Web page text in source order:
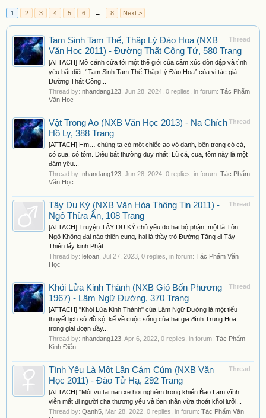
1 2 3 4 5 6 → 8 Next >
Thread
Tam Sinh Tam Thế, Thập Lý Đào Hoa (NXB
Văn Học 2011) - Đường Thất Công Tử, 580 Trang
[ATTACH] Mở cánh cửa tới một thế giới của cảm xúc dồn dập và tình
yêu bất diệt, “Tam Sinh Tam Thế Thập Lý Đào Hoa” của vị tác giả
Đường Thất Công...
Thread by: nhandang123 Jun 28, 2024 , 0 replies, in forum: Tác Phẩm
Văn Học
Thread
Vật Trong Ao (NXB Văn Học 2013) - Na Chích
Hồ Ly, 388 Trang
[ATTACH] Hm… chúng ta có một chiếc ao vô danh, bên trong có cá,
có cua, có tôm. Điều bất thường duy nhất: Lũ cá, cua, tôm này là một
đám yêu...
Thread by: nhandang123 Jun 28, 2024 , 0 replies, in forum: Tác Phẩm
Văn Học
Thread
Tây Du Ký (NXB Văn Hóa Thông Tin 2011) -
Ngô Thừa Ân, 108 Trang
[ATTACH] Truyện TÂY DU KÝ chủ yếu do hai bộ phận, một là Tôn
Ngộ Không đại náo thiên cung, hai là thầy trò Đường Tăng đi Tây
Thiên lấy kinh Phật...
Thread by: letoan Jul 27, 2023 , 0 replies, in forum: Tác Phẩm Văn
Học
Thread
Khói Lửa Kinh Thành (NXB Gió Bốn Phương
1967) - Lâm Ngữ Đường, 370 Trang
[ATTACH] "Khói Lửa Kinh Thành" của Lâm Ngữ Đường là một tiểu
thuyết lịch sử đồ sộ, kể về cuộc sống của hai gia đình Trung Hoa
trong giai đoạn đầy...
Thread by: nhandang123 Apr 6, 2022 , 0 replies, in forum: Tác Phẩm
Kinh Điển
Thread
Tình Yêu Là Một Lần Cảm Cúm (NXB Văn
Học 2011) - Đào Tử Hạ, 292 Trang
[ATTACH] "Một vụ tai nạn xe hơi nghiêm trọng khiến B̉ao Lam vĩnh
viễn mất đi người cha thương yêu và b̉an thân vừa thoát kh̉oi lưỡi...
Thread by: Qanh5 Mar 28, 2022 , 0 replies, in forum: Tác Phẩm Văn